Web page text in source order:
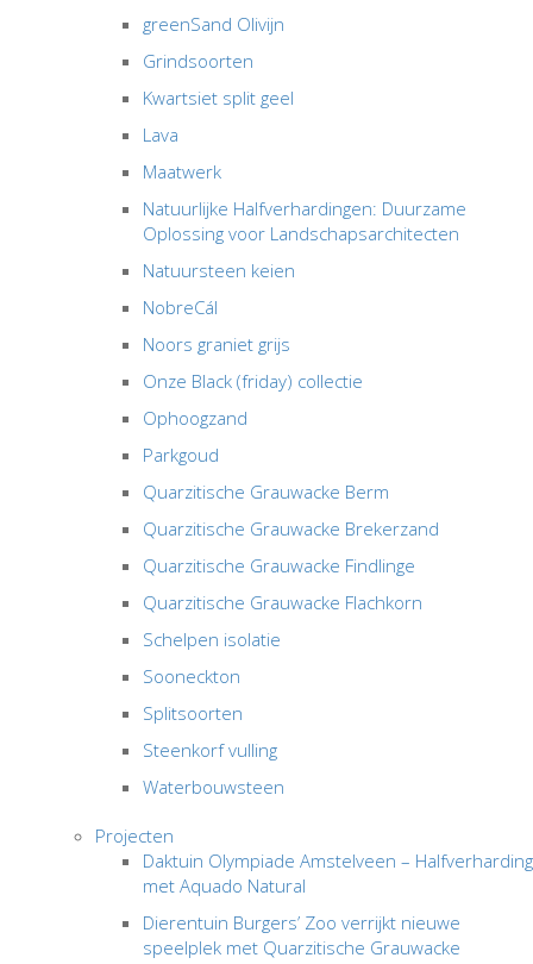
greenSand Olivijn
Grindsoorten
Kwartsiet split geel
Lava
Maatwerk
Natuurlijke Halfverhardingen: Duurzame
Oplossing voor Landschapsarchitecten
Natuursteen keien
NobreCál
Noors graniet grijs
Onze Black (friday) collectie
Ophoogzand
Parkgoud
Quarzitische Grauwacke Berm
Quarzitische Grauwacke Brekerzand
Quarzitische Grauwacke Findlinge
Quarzitische Grauwacke Flachkorn
Schelpen isolatie
Sooneckton
Splitsoorten
Steenkorf vulling
Waterbouwsteen
Projecten
Daktuin Olympiade Amstelveen – Halfverharding
met Aquado Natural
Dierentuin Burgers’ Zoo verrijkt nieuwe
speelplek met Quarzitische Grauwacke